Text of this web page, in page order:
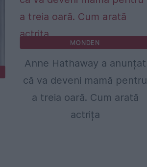
MONDEN
Anne Hathaway a anunțat
că va deveni mamă pentru
a treia oară. Cum arată
actrița